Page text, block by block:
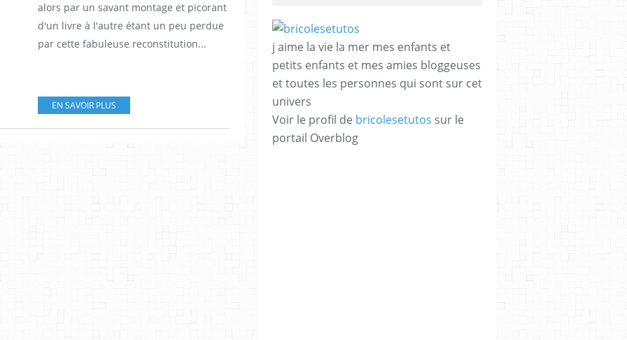
alors par un savant montage et picorant
d'un livre à l'autre étant un peu perdue
par cette fabuleuse reconstitution...
EN SAVOIR PLUS
j aime la vie la mer mes enfants et
petits enfants et mes amies bloggeuses
et toutes les personnes qui sont sur cet
univers
Voir le profil de bricolesetutos sur le
portail Overblog